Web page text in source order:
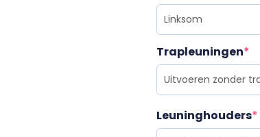
Trapleuningen*
Leuninghouders*